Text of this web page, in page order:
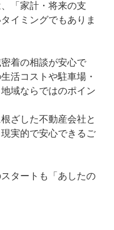
「家計・将来の支
イミングでもありま
着の相談が安心で
活コストや駐車場・
域ならではのポイン
ざした不動産会社と
実的で安心できるご
タートも「あしたの